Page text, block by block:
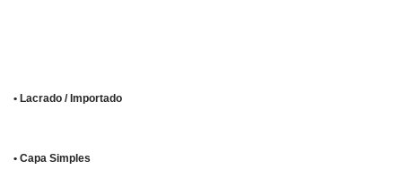
• Lacrado / Importado
• Capa Simples